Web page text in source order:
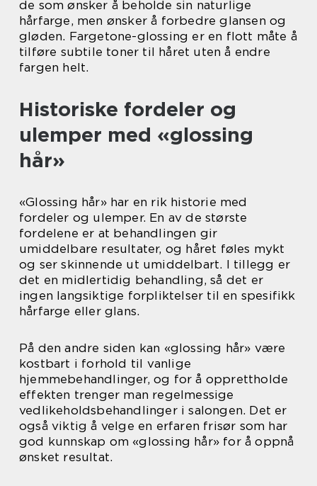
de som ønsker å beholde sin naturlige
hårfarge, men ønsker å forbedre glansen og
gløden. Fargetone-glossing er en flott måte å
tilføre subtile toner til håret uten å endre
fargen helt.
Historiske fordeler og
ulemper med «glossing
hår»
«Glossing hår» har en rik historie med
fordeler og ulemper. En av de største
fordelene er at behandlingen gir
umiddelbare resultater, og håret føles mykt
og ser skinnende ut umiddelbart. I tillegg er
det en midlertidig behandling, så det er
ingen langsiktige forpliktelser til en spesifikk
hårfarge eller glans.
På den andre siden kan «glossing hår» være
kostbart i forhold til vanlige
hjemmebehandlinger, og for å opprettholde
effekten trenger man regelmessige
vedlikeholdsbehandlinger i salongen. Det er
også viktig å velge en erfaren frisør som har
god kunnskap om «glossing hår» for å oppnå
ønsket resultat.